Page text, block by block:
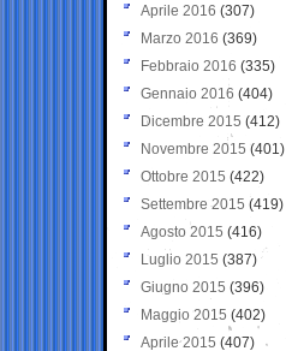
Aprile 2016 (307)
Marzo 2016 (369)
Febbraio 2016 (335)
Gennaio 2016 (404)
Dicembre 2015 (412)
Novembre 2015 (401)
Ottobre 2015 (422)
Settembre 2015 (419)
Agosto 2015 (416)
Luglio 2015 (387)
Giugno 2015 (396)
Maggio 2015 (402)
Aprile 2015 (407)